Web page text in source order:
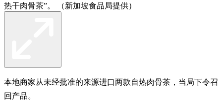
热干肉骨茶”。 （新加坡食品局提供）
本地商家从未经批准的来源进口两款自热肉骨茶，当局下令召
回产品。